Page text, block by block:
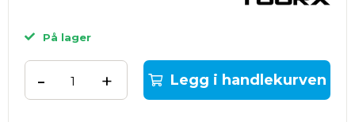
På lager
+
- Legg i handlekurven